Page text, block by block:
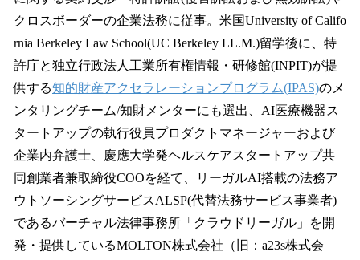
クロスボーダーの企業法務に従事。米国University of Califo
rnia Berkeley Law School(UC Berkeley LL.M.)留学後に、特
許庁と独立行政法人工業所有権情報・研修館(INPIT)が提
供する知的財産アクセラレーションプログラム(IPAS)のメ
ンタリングチーム/知財メンターにも選出、AI医療機器ス
タートアップの執行役員プロダクトマネージャーおよび
企業内弁護士、慶應大学発ヘルスケアスタートアップ共
同創業者兼取締役COOを経て、リーガルAI搭載の法務ア
ウトソーシングサービスALSP(代替法務サービス事業者)
であるバーチャル法律事務所「クラウドリーガル」を開
発・提供しているMOLTON株式会社（旧：a23s株式会